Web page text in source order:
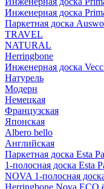
Инженерная доска
Паркетная доска
TRAVEL
NATURAL
Herringbone
Инженерная доска
Натурель
Модерн
Немецкая
Французская
Японская
Albero bello
Английская
Паркетная доска Esta
1-полосная доска Esta
NOVA 1-полосная
Herringbone Nova ECO